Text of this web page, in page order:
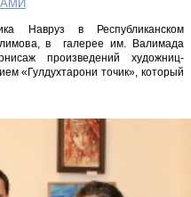
Навруз в Республиканском
в галерее им. Валимада
произведений художниц-
«Гулдухтарони точик», который